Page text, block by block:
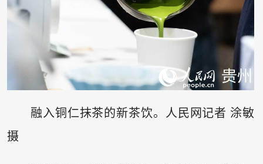
融入铜仁抹茶的新茶饮。人民网记者 涂敏
摄